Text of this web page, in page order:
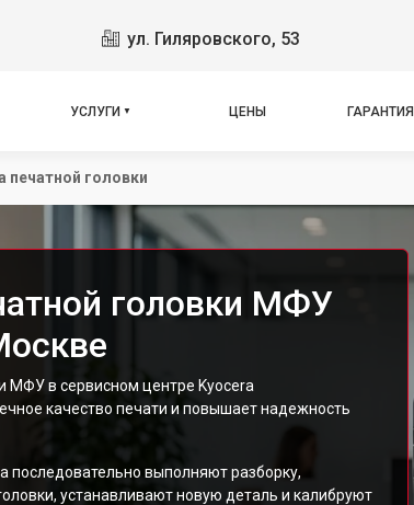
ул. Гиляровского, 53
УСЛУГИ ЦЕНЫ ГАРАНТИЯ
печатной головки
головки МФУ
МФУ в сервисном центре Kyocera
качество печати и повышает надежность
последовательно выполняют разборку,
устанавливают новую деталь и калибруют